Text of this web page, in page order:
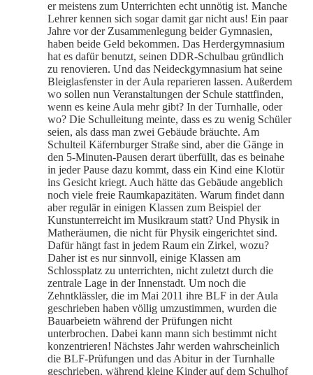
er meistens zum Unterrichten echt unnötig ist. Manche
Lehrer kennen sich sogar damit gar nicht aus! Ein paar
Jahre vor der Zusammenlegung beider Gymnasien,
haben beide Geld bekommen. Das Herdergymnasium
hat es dafür benutzt, seinen DDR-Schulbau gründlich
zu renovieren. Und das Neideckgymnasium hat seine
Bleiglasfenster in der Aula reparieren lassen. Außerdem
wo sollen nun Veranstaltungen der Schule stattfinden,
wenn es keine Aula mehr gibt? In der Turnhalle, oder
wo? Die Schulleitung meinte, dass es zu wenig Schüler
seien, als dass man zwei Gebäude bräuchte. Am
Schulteil Käfernburger Straße sind, aber die Gänge in
den 5-Minuten-Pausen derart überfüllt, das es beinahe
in jeder Pause dazu kommt, dass ein Kind eine Klotür
ins Gesicht kriegt. Auch hätte das Gebäude angeblich
noch viele freie Raumkapazitäten. Warum findet dann
aber regulär in einigen Klassen zum Beispiel der
Kunstunterreicht im Musikraum statt? Und Physik in
Matheräumen, die nicht für Physik eingerichtet sind.
Dafür hängt fast in jedem Raum ein Zirkel, wozu?
Daher ist es nur sinnvoll, einige Klassen am
Schlossplatz zu unterrichten, nicht zuletzt durch die
zentrale Lage in der Innenstadt. Um noch die
Zehntklässler, die im Mai 2011 ihre BLF in der Aula
geschrieben haben völlig umzustimmen, wurden die
Bauarbeietn während der Prüfungen nicht
unterbrochen. Dabei kann mann sich bestimmt nicht
konzentrieren! Nächstes Jahr werden wahrscheinlich
die BLF-Prüfungen und das Abitur in der Turnhalle
geschrieben, während kleine Kinder auf dem Schulhof